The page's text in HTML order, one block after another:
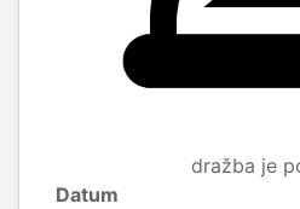
dražba je
Datum